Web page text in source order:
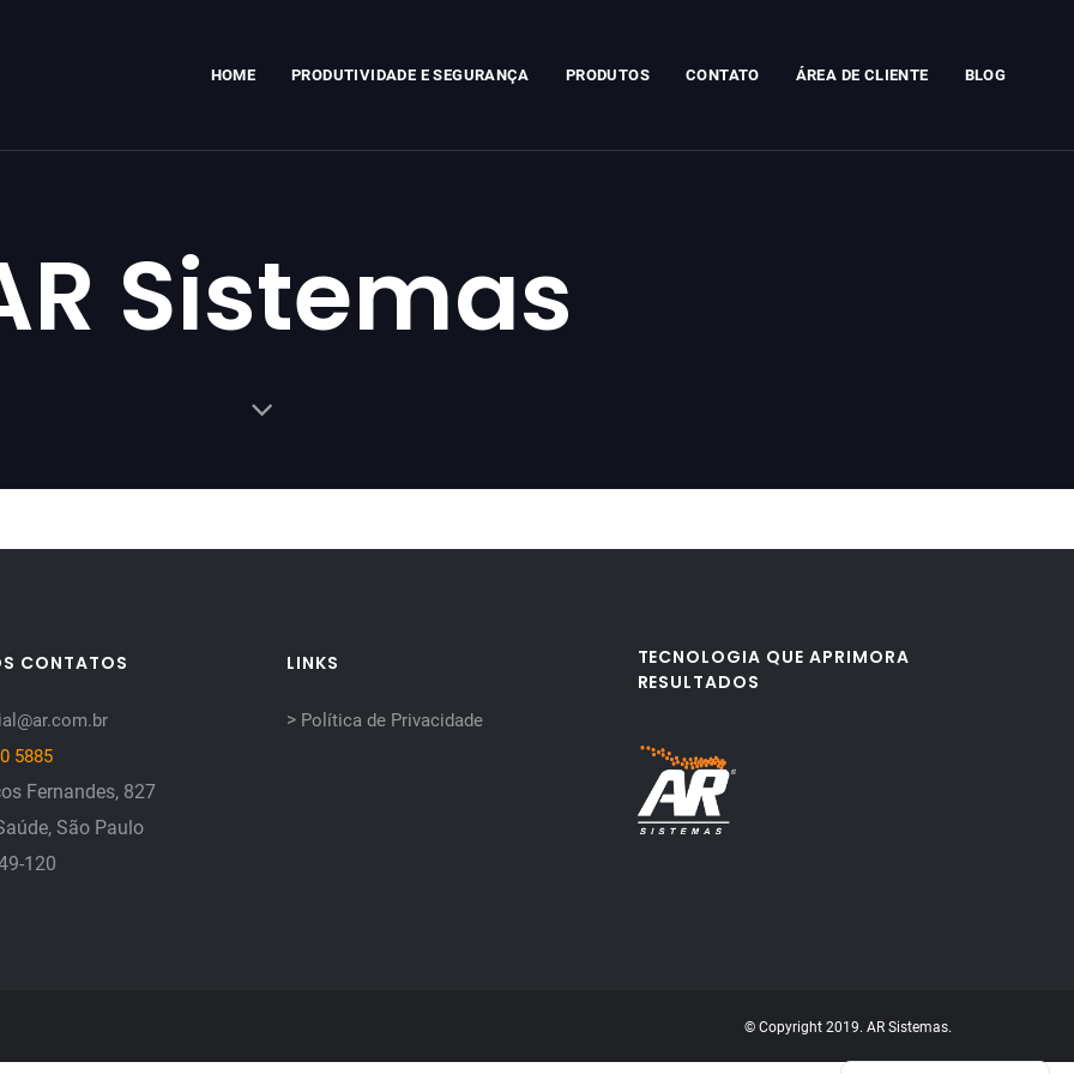
HOME PRODUTIVIDADE E SEGURANÇA PRODUTOS CONTATO ÁREA DE CLIENTE BLOG
Sistemas
CONTATOS
5885
Fernandes, 827
São Paulo
120
LINKS
> Política de Privacidade
TECNOLOGIA QUE APRIMORA
RESULTADOS
© Copyright 2019. AR Sistemas.